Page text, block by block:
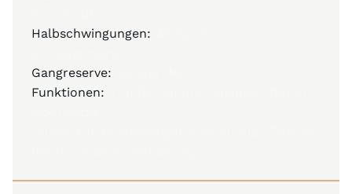
Halbschwingungen:
Gangreserve:
Funktionen: